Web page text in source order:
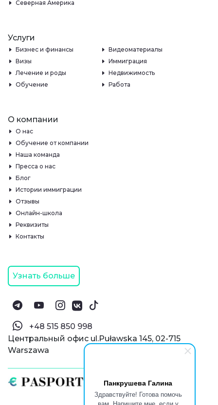
Панкрушева Галина
Здравствуйте! Готова помочь
Северная Америка
Услуги
Бизнес и финансы
Видеоматериалы
Визы
Иммиграция
Лечение и роды
Недвижимость
Обучение
Работа
О компании
О нас
Обучение от компании
Наша команда
Пресса о нас
Блог
Истории иммиграции
Отзывы
Онлайн-школа
Реквизиты
Контакты
Узнать больше
‪+48 515 850 998‬
Центральный офис ul.Puławska 145, 02-715
Warszawa